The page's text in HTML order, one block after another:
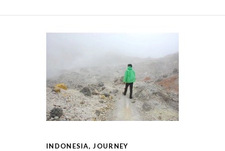
INDONESIA,JOURNEY